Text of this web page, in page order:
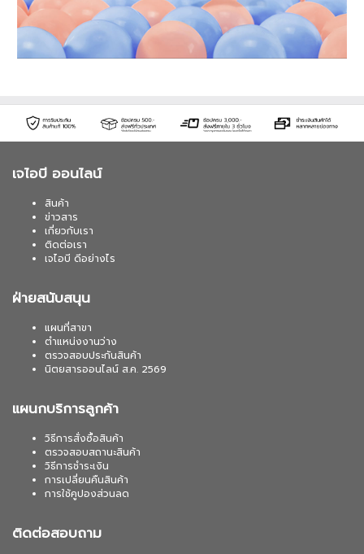
เจไอบี ออนไลน์
สินค้า
ข่าวสาร
เกี่ยวกับเรา
ติดต่อเรา
เจไอบี ดีอย่างไร
ฝ่ายสนับสนุน
แผนที่สาขา
ตำแหน่งงานว่าง
ตรวจสอบประกันสินค้า
นิตยสารออนไลน์ ส.ค. 2569
แผนกบริการลูกค้า
วิธีการสั่งซื้อสินค้า
ตรวจสอบสถานะสินค้า
วิธีการชำระเงิน
การเปลี่ยนคืนสินค้า
การใช้คูปองส่วนลด
ติดต่อสอบถาม